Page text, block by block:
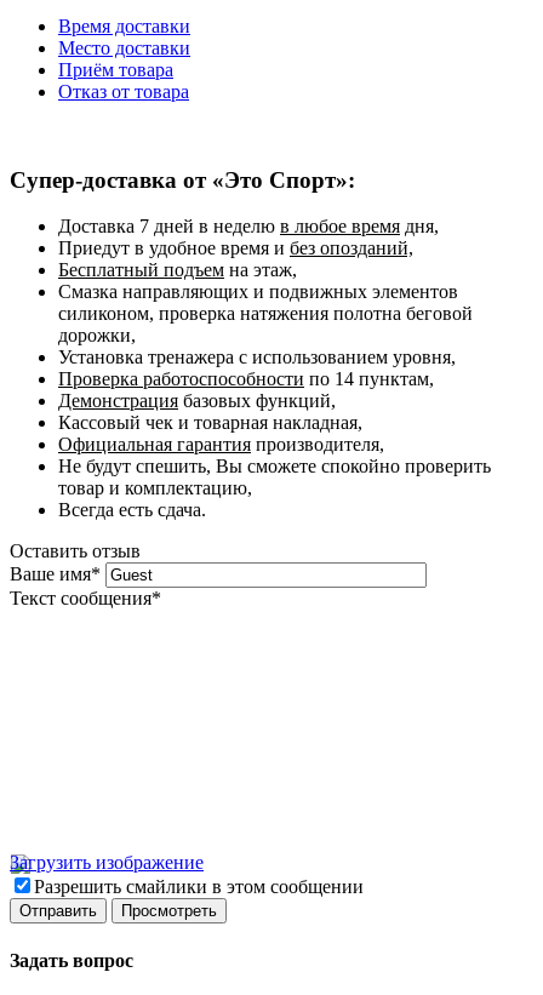
Время доставки
Место доставки
Приём товара
Отказ от товара
Супер-доставка от «Это Спорт»:
Доставка 7 дней в неделю в любое время дня,
Приедут в удобное время и без опозданий,
Бесплатный подъем на этаж,
Смазка направляющих и подвижных элементов
силиконом, проверка натяжения полотна беговой
дорожки,
Установка тренажера с использованием уровня,
Проверка работоспособности по 14 пунктам,
Демонстрация базовых функций,
Кассовый чек и товарная накладная,
Официальная гарантия производителя,
Не будут спешить, Вы сможете спокойно проверить
товар и комплектацию,
Всегда есть сдача.
Оставить отзыв
Ваше имя*
Текст сообщения*
Загрузить изображение
Разрешить смайлики в этом сообщении
Задать вопрос